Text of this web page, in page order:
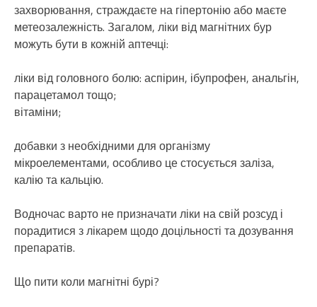
захворювання, страждаєте на гіпертонію або маєте
метеозалежність. Загалом, ліки від магнітних бур
можуть бути в кожній аптечці:
ліки від головного болю: аспірин, ібупрофен, анальгін,
парацетамол тощо;
вітаміни;
добавки з необхідними для організму
мікроелементами, особливо це стосується заліза,
калію та кальцію.
Водночас варто не призначати ліки на свій розсуд і
порадитися з лікарем щодо доцільності та дозування
препаратів.
Що пити коли магнітні бурі?